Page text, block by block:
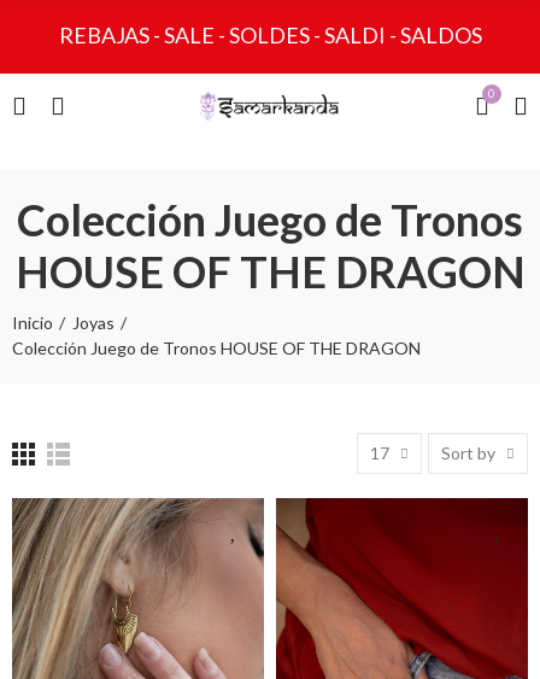
REBAJAS - SALE - SOLDES - SALDI - SALDOS
0
Colección Juego de Tronos
HOUSE OF THE DRAGON
Inicio
Joyas
Colección Juego de Tronos HOUSE OF THE DRAGON
17 Sort by